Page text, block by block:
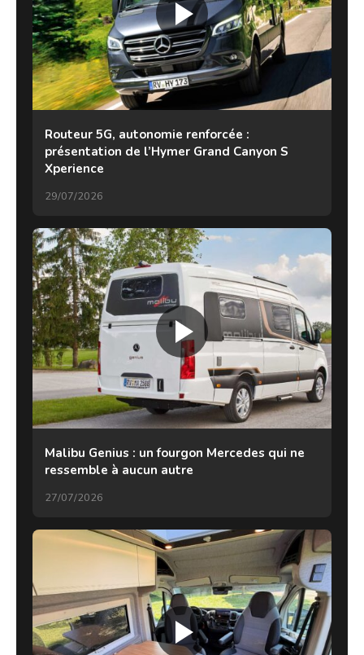
Routeur 5G, autonomie renforcée :
présentation de l’Hymer Grand Canyon S
Xperience
29/07/2026
Malibu Genius : un fourgon Mercedes qui ne
ressemble à aucun autre
27/07/2026